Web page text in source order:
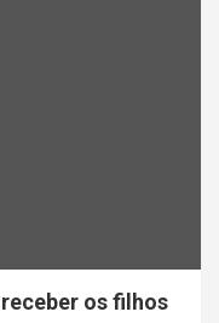
os filhos